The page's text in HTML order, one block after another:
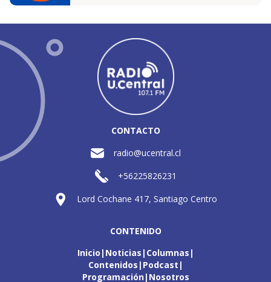
CONTACTO
radio@ucentral.cl
+56225826231
Lord Cochane 417, Santiago Centro
CONTENIDO
Inicio Noticias Columnas
Contenidos Podcast
Programación Nosotros